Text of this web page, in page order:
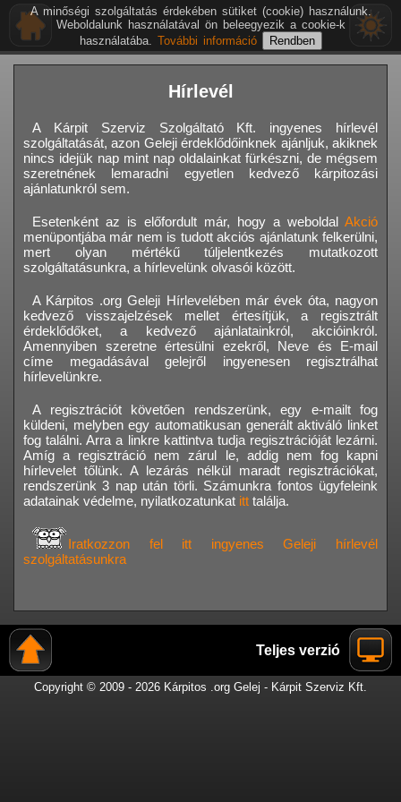
Hírlevél
A Kárpit Szerviz Szolgáltató Kft. ingyenes hírlevél
szolgáltatását, azon Geleji érdeklődőinknek ajánljuk, akiknek
nincs idejük nap mint nap oldalainkat fürkészni, de mégsem
szeretnének lemaradni egyetlen kedvező kárpitozási
ajánlatunkról sem.
Esetenként az is előfordult már, hogy a weboldal Akció
menüpontjába már nem is tudott akciós ajánlatunk felkerülni,
mert olyan mértékű túljelentkezés mutatkozott
szolgáltatásunkra, a hírlevelünk olvasói között.
A Kárpitos .org Geleji Hírlevelében már évek óta, nagyon
kedvező visszajelzések mellet értesítjük, a regisztrált
érdeklődőket, a kedvező ajánlatainkról, akcióinkról.
Amennyiben szeretne értesülni ezekről, Neve és E-mail
címe megadásával gelejről ingyenesen regisztrálhat
hírlevelünkre.
A regisztrációt követően rendszerünk, egy e-mailt fog
küldeni, melyben egy automatikusan generált aktiváló linket
fog találni. Arra a linkre kattintva tudja regisztrációját lezárni.
Amíg a regisztráció nem zárul le, addig nem fog kapni
hírlevelet tőlünk. A lezárás nélkül maradt regisztrációkat,
rendszerünk 3 nap után törli. Számunkra fontos ügyfeleink
adatainak védelme, nyilatkozatunkat itt találja.
Iratkozzon fel itt ingyenes Geleji hírlevél
szolgáltatásunkra
Teljes verzió
Copyright © 2009 - 2026 Kárpitos .org Gelej - Kárpit Szerviz Kft.
A minőségi szolgáltatás érdekében sütiket (cookie) használunk.
Weboldalunk használatával ön beleegyezik a cookie-k
használatába. További információ